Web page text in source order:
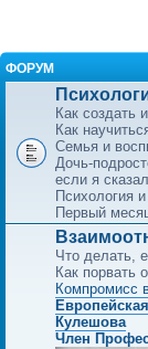
ФОРУМ
Как создать
Как
Семья и
Дочь-
если я
Психология
Первый
Что делать,
Как порвать
Компромисс
Кулешова
Член